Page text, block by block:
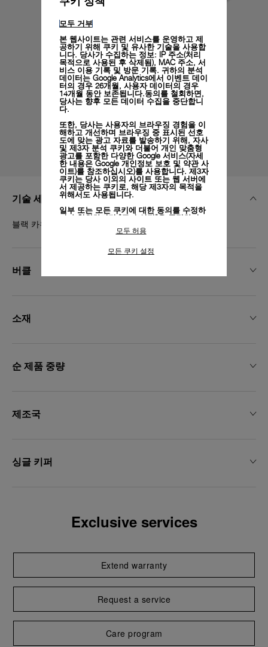
기술 세부 정보
블랙 카우추크, XS, 24/22, PAM 클릭 릴리스 시스템™
버클
소재
순 제품 중량
제조국
싱글 키퍼
Exclusive services
Extend warranty
Request a service
Care program
모두 거부
본 웹사이트는 관련 서비스를 운영하고 제
공하기 위해 쿠키 및 유사한 기술을 사용합
니다. 당사가 수집하는 정보: IP 주소(처리
목적으로 사용된 후 삭제됨), MAC 주소, 서
비스 이용 기록 및 방문 기록. 귀하의 분석
데이터는 Google Analytics에서 이벤트 데이
터의 경우 26개월, 사용자 데이터의 경우
14개월 동안 보존됩니다.동의를 철회하면,
당사는 향후 모든 데이터 수집을 중단합니
다.
또한, 당사는 사용자의 브라우징 경험을 이
해하고 개선하며 브라우징 중 표시된 선호
도에 맞는 광고 자료를 발송하기 위해, 자사
및 제3자 분석 쿠키와 더불어 개인 맞춤형
광고를 포함한 다양한 Google 서비스(자세
한 내용은 Google 개인정보 보호 및 약관 사
이트)를 참조하십시오)를 사용합니다. 제3자
쿠키는 당사 이외의 사이트 또는 웹 서버에
서 제공하는 쿠키로, 해당 제3자의 목적을
위해서도 사용됩니다.
일부 또는 모든 쿠키에 대한 동의를 수정하
거나 철회하려면 "쿠키 설정"을 클릭하거
수집하는 정보" 섹션을 참조하여 자세히 알
모든 쿠키의 사용에 동의하시려면 "모두 허
모두 허용
모든 쿠키 설정